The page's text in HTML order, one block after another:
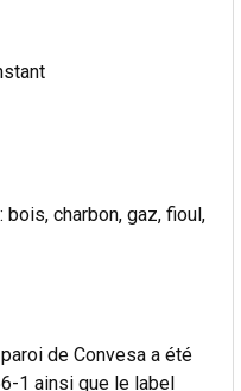
charbon, gaz, fioul,
de Convesa a été
1 ainsi que le label